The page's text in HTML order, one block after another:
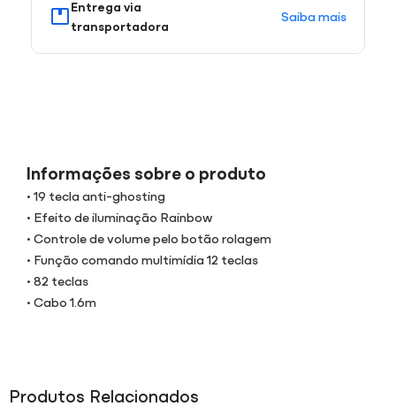
Entrega via
transportadora
Saiba mais
Informações sobre o produto
• 19 tecla anti-ghosting
• Efeito de iluminação Rainbow
• Controle de volume pelo botão rolagem
• Função comando multimídia 12 teclas
• 82 teclas
• Cabo 1.6m
Produtos Relacionados